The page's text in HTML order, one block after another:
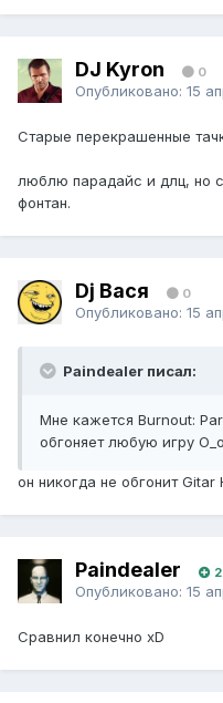
DJ Kyron 0
Опубликовано: 15
Старые перекрашенные
люблю парадайс и длц, но
фонтан.
Dj Вася 0
Опубликовано: 15
Paindealer писал:
Мне кажется Burnout:
обгоняет любую игру
он никогда не обгонит Gitar
Paindealer
Опубликовано: 15
Сравнил конечно xD